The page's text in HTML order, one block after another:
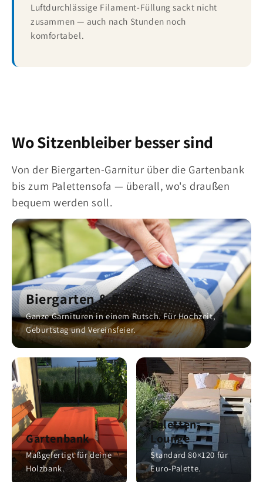
Luftdurchlässige Filament-Füllung sackt nicht
zusammen — auch nach Stunden noch
komfortabel.
Wo Sitzenbleiber besser sind
Von der Biergarten-Garnitur über die Gartenbank
bis zum Palettensofa — überall, wo's draußen
bequem werden soll.
Biergarten & Event
Ganze Garnituren in einem Rutsch. Für Hochzeit,
Geburtstag und Vereinsfeier.
Gartenbank
Maßgefertigt für deine
Holzbank.
Paletten-
Lounge
Standard 80×120 für
Euro-Palette.